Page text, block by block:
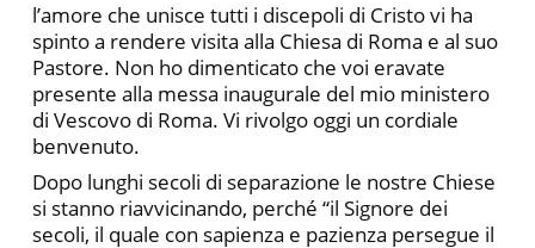
l’amore che unisce tutti i discepoli di Cristo vi ha
spinto a rendere visita alla Chiesa di Roma e al suo
Pastore. Non ho dimenticato che voi eravate
presente alla messa inaugurale del mio ministero
di Vescovo di Roma. Vi rivolgo oggi un cordiale
benvenuto.
Dopo lunghi secoli di separazione le nostre Chiese
si stanno riavvicinando, perché “il Signore dei
secoli, il quale con sapienza e pazienza persegue il